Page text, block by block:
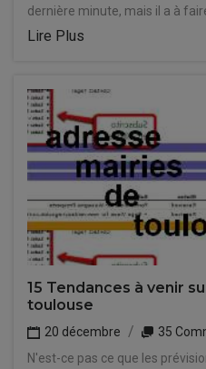
dernière minute, mais il a à
Lire Plus
15 Tendances à venir
toulouse
20 décembre
35
N'est-ce pas ce que les